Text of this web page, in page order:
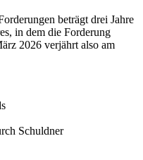
beträgt drei Jahre
in dem die Forderung
2026 verjährt also am
Schuldner